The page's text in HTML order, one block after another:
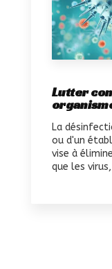
Lutter
La
ou d'un
vise à
que les